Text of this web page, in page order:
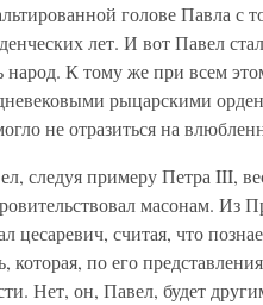
голове Павла
лет. И вот Павел
народ. К тому же при всем
рыцарскими
не отразиться на
следуя примеру Петра III,
масонам. Из
цесаревич, считая, что
которая, по его
Нет, он, Павел, будет